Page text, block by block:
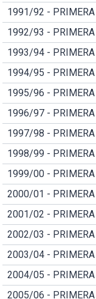
1991/92 - PRIMERA
1992/93 - PRIMERA
1993/94 - PRIMERA
1994/95 - PRIMERA
1995/96 - PRIMERA
1996/97 -
1997/98 -
1998/99 -
1999/00 -
2000/01 - PRIMERA
2001/02 - PRIMERA
2002/03 - PRIMERA
2003/04 - PRIMERA
2004/05 - PRIMERA
2005/06 - PRIMERA